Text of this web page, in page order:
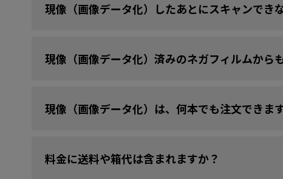
現像（画像データ化）したあとにスキャンでき
現像（画像データ化）済みのネガフィルムから
現像（画像データ化）は、何本でも注文できま
料金に送料や箱代は含まれますか？